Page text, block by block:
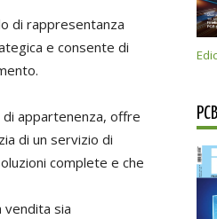
di rappresentanza
e consente di
appartenenza, offre
di un servizio di
complete e che
sia